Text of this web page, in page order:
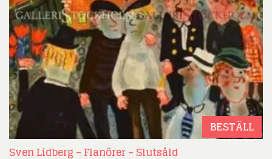
BESTÄLL
Sven Lidberg – Flanörer – Slutsåld